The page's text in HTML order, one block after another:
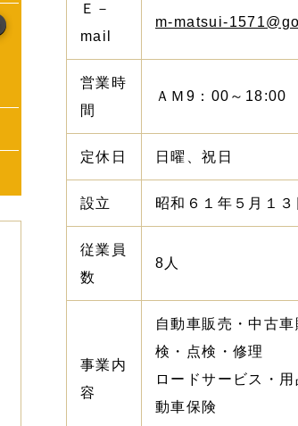
Ｅ－
mail
m-matsui-
営業時
間
ＡＭ9：00～18:00
定休日 日曜、祝日
設立 昭和６１年５月１３
従業員
数
8人
事業内
容
自動車販売・中古
検・点検・修理
ロードサービス・用
動車保険